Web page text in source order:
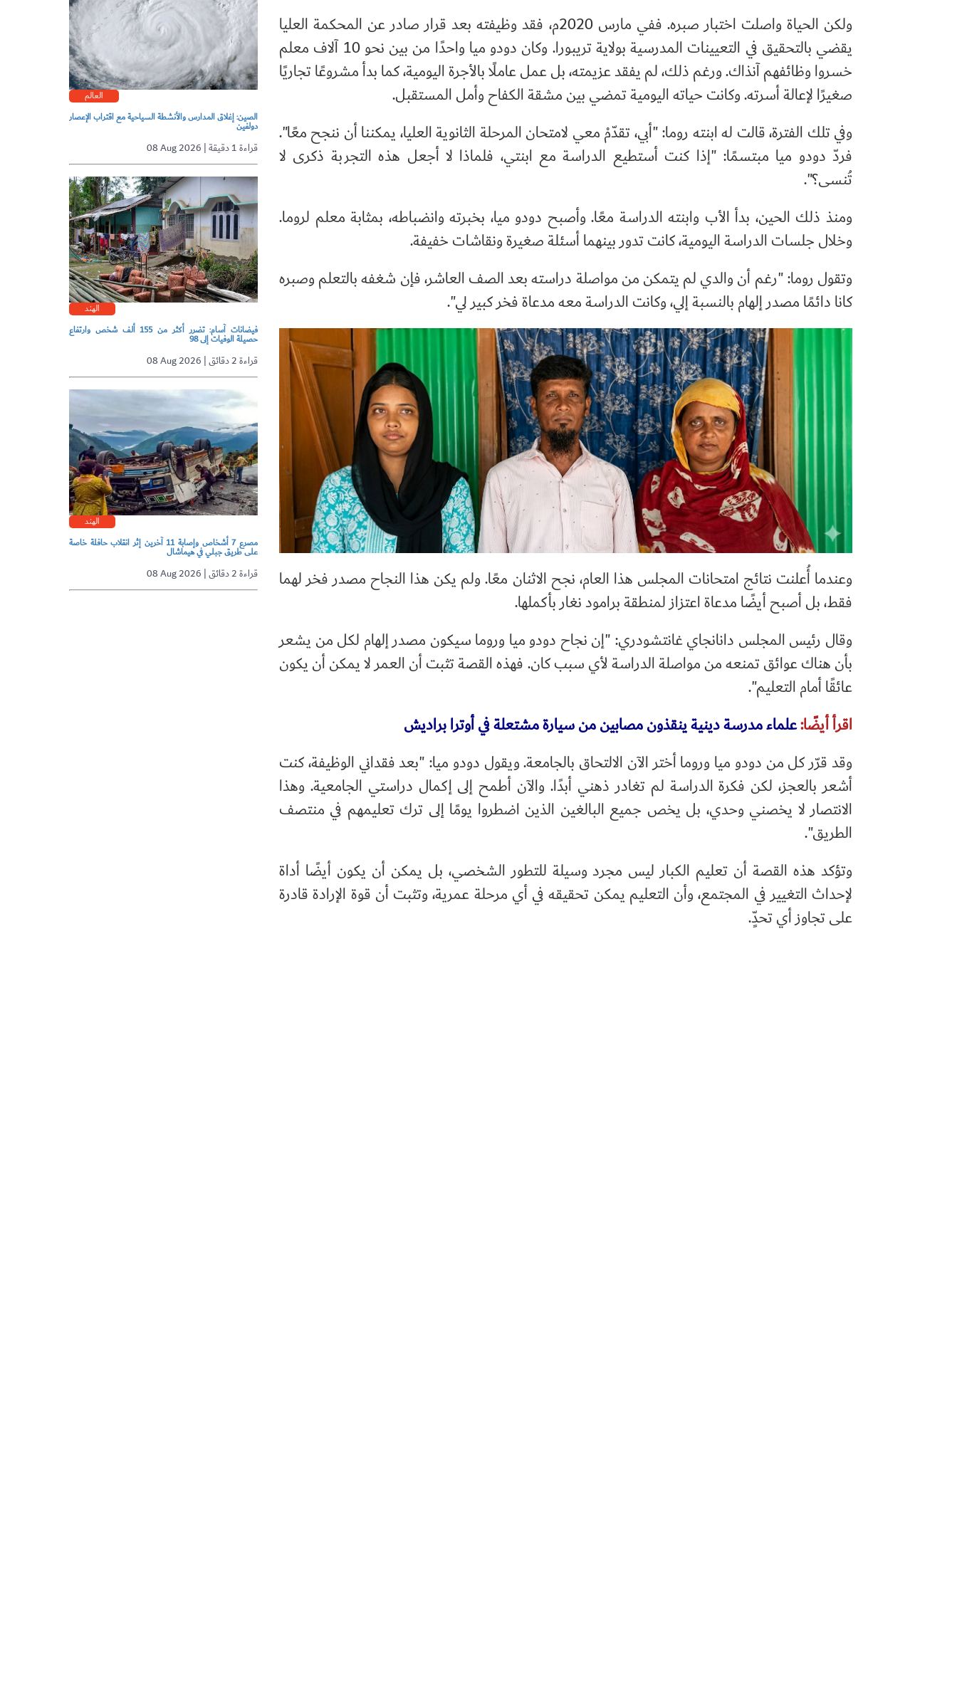
العالم
الصين: إغلاق المدارس والأنشطة السياحية مع اقتراب الإعصار
دولفين
08 Aug 2026 | قراءة 1 دقيقة
الهند
فيضانات آسام: تضرر أكثر من 155 ألف شخص وارتفاع
حصيلة الوفيات إلى 98
08 Aug 2026 | قراءة 2 دقائق
الهند
مصرع 7 أشخاص وإصابة 11 آخرين إثر انقلاب حافلة خاصة
على طريق جبلي في هيماشال
08 Aug 2026 | قراءة 2 دقائق
ولكن الحياة واصلت اختبار صبره. ففي مارس 2020م، فقد وظيفته بعد قرار صادر عن المحكمة العليا
يقضي بالتحقيق في التعيينات المدرسية بولاية تريبورا. وكان دودو ميا واحدًا من بين نحو 10 آلاف معلم
خسروا وظائفهم آنذاك. ورغم ذلك، لم يفقد عزيمته، بل عمل عاملًا بالأجرة اليومية، كما بدأ مشروعًا تجاريًا
صغيرًا لإعالة أسرته. وكانت حياته اليومية تمضي بين مشقة الكفاح وأمل المستقبل.
وفي تلك الفترة، قالت له ابنته روما: "أبي، تقدّمْ معي لامتحان المرحلة الثانوية العليا، يمكننا أن ننجح معًا".
فردّ دودو ميا مبتسمًا: "إذا كنت أستطيع الدراسة مع ابنتي، فلماذا لا أجعل هذه التجربة ذكرى لا
تُنسى؟".
ومنذ ذلك الحين، بدأ الأب وابنته الدراسة معًا. وأصبح دودو ميا، بخبرته وانضباطه، بمثابة معلم لروما.
وخلال جلسات الدراسة اليومية، كانت تدور بينهما أسئلة صغيرة ونقاشات خفيفة.
وتقول روما: "رغم أن والدي لم يتمكن من مواصلة دراسته بعد الصف العاشر، فإن شغفه بالتعلم وصبره
كانا دائمًا مصدر إلهام بالنسبة إلي، وكانت الدراسة معه مدعاة فخر كبير لي".
وعندما أُعلنت نتائج امتحانات المجلس هذا العام، نجح الاثنان معًا. ولم يكن هذا النجاح مصدر فخر لهما
فقط، بل أصبح أيضًا مدعاة اعتزاز لمنطقة برامود نغار بأكملها.
وقال رئيس المجلس دانانجاي غانتشودري: "إن نجاح دودو ميا وروما سيكون مصدر إلهام لكل من يشعر
بأن هناك عوائق تمنعه من مواصلة الدراسة لأي سبب كان. فهذه القصة تثبت أن العمر لا يمكن أن يكون
عائقًا أمام التعليم".
اقرأ أيضًا:علماء مدرسة دينية ينقذون مصابين من سيارة مشتعلة في أوترا براديش
وقد قرّر كل من دودو ميا وروما أختر الآن الالتحاق بالجامعة. ويقول دودو ميا: "بعد فقداني الوظيفة، كنت
أشعر بالعجز، لكن فكرة الدراسة لم تغادر ذهني أبدًا. والآن أطمح إلى إكمال دراستي الجامعية. وهذا
الانتصار لا يخصني وحدي، بل يخص جميع البالغين الذين اضطروا يومًا إلى ترك تعليمهم في منتصف
الطريق".
وتؤكد هذه القصة أن تعليم الكبار ليس مجرد وسيلة للتطور الشخصي، بل يمكن أن يكون أيضًا أداة
لإحداث التغيير في المجتمع، وأن التعليم يمكن تحقيقه في أي مرحلة عمرية، وتثبت أن قوة الإرادة قادرة
على تجاوز أي تحدٍّ.